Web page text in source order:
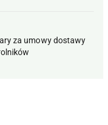
za umowy dostawy